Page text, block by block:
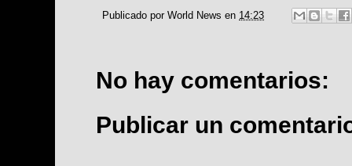
Publicado por World News en 14:23
No hay comentarios:
Publicar un